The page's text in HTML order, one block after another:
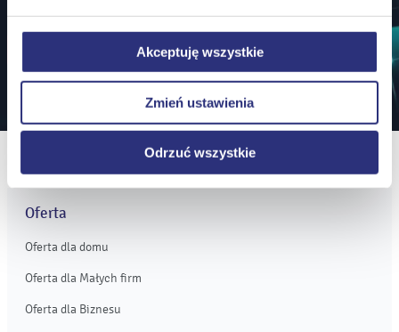
KlikającOdrzuć wszystkie, odmawiacie Państwo
dotyczy jednak plików cookie niezbędnych do
prawidłowego wyświetlania i działania naszych stron
Akceptuję wszystkie
Zmień ustawienia
Odrzuć wszystkie
Oferta
Oferta dla domu
Oferta dla Małych firm
Oferta dla Biznesu